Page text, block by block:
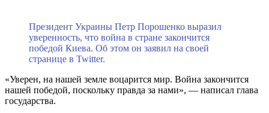
Президент Украины Петр Порошенко выразил
уверенность, что война в стране закончится
победой Киева. Об этом он заявил на своей
странице в Twitter.
«Уверен, на нашей земле воцарится мир. Война закончится
нашей победой, поскольку правда за нами», — написал глава
государства.